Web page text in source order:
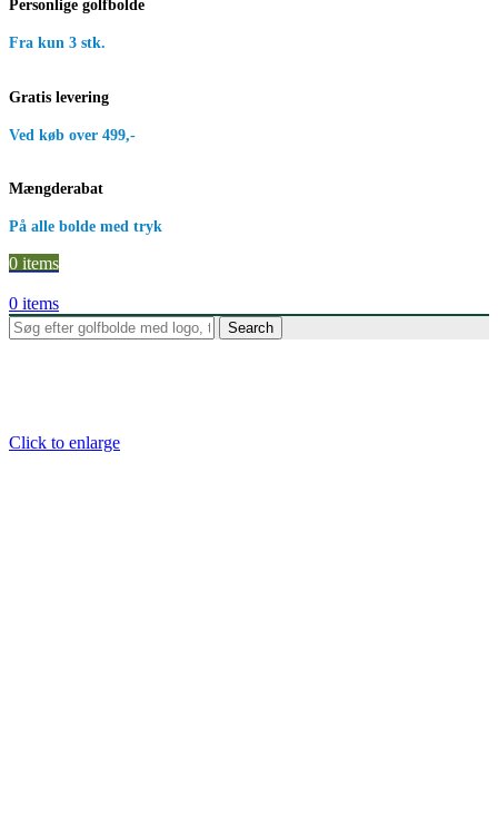
Personlige golfbolde
Fra kun 3 stk.
Gratis levering
Ved køb over 499,-
Mængderabat
På alle bolde med tryk
0 items
0 items
Search
Click to enlarge